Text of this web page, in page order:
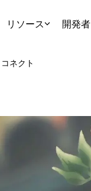
リソース 開発者
コネクト